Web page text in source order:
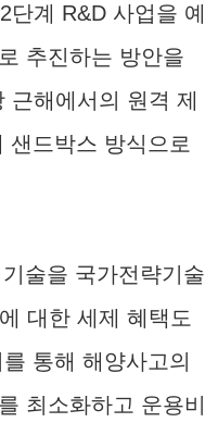
계 R&D 사업을 예
추진하는 방안을
근해에서의 원격 제
샌드박스 방식으로
술을 국가전략기술
대한 세제 혜택도
통해 해양사고의
최소화하고 운용비